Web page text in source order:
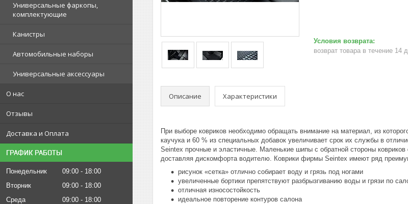
Универсальные фаркопы,
комплектующие
Канистры
Автомобильные наборы
Универсальные аксессуары
О нас
Отзывы
Доставка и Оплата
ГРАФИК РАБОТЫ
Понедельник 09:00
18:00
Вторник
09:00
18:00
Среда
09:00
18:00
возврат товара в течение 14
Описание Характеристики
При выборе ковриков необходимо обращать внимание на материал, из
каучука и 60 % из специальных добавок увеличивает срок их службы в
Seintex прочные и эластичные. Маленькие шипы с обратной стороны
доставляя дискомфорта водителю. Коврики фирмы Seintex имеют ряд
рисунок «сетка» отлично собирает воду и грязь под ногами
увеличенные бортики препятствуют разбрызгиванию воды и грязи по
отличная износостойкость
идеальное повторение контуров салона